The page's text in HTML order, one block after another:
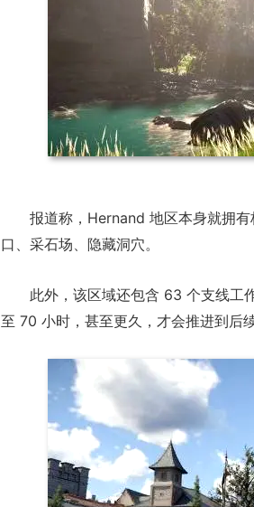
报道称，Hernand 地区本身就拥
口、采石场、隐藏洞穴。
此外，该区域还包含 63 个支线工
至 70 小时，甚至更久，才会推进到后续
美ShowGirl与
赏！